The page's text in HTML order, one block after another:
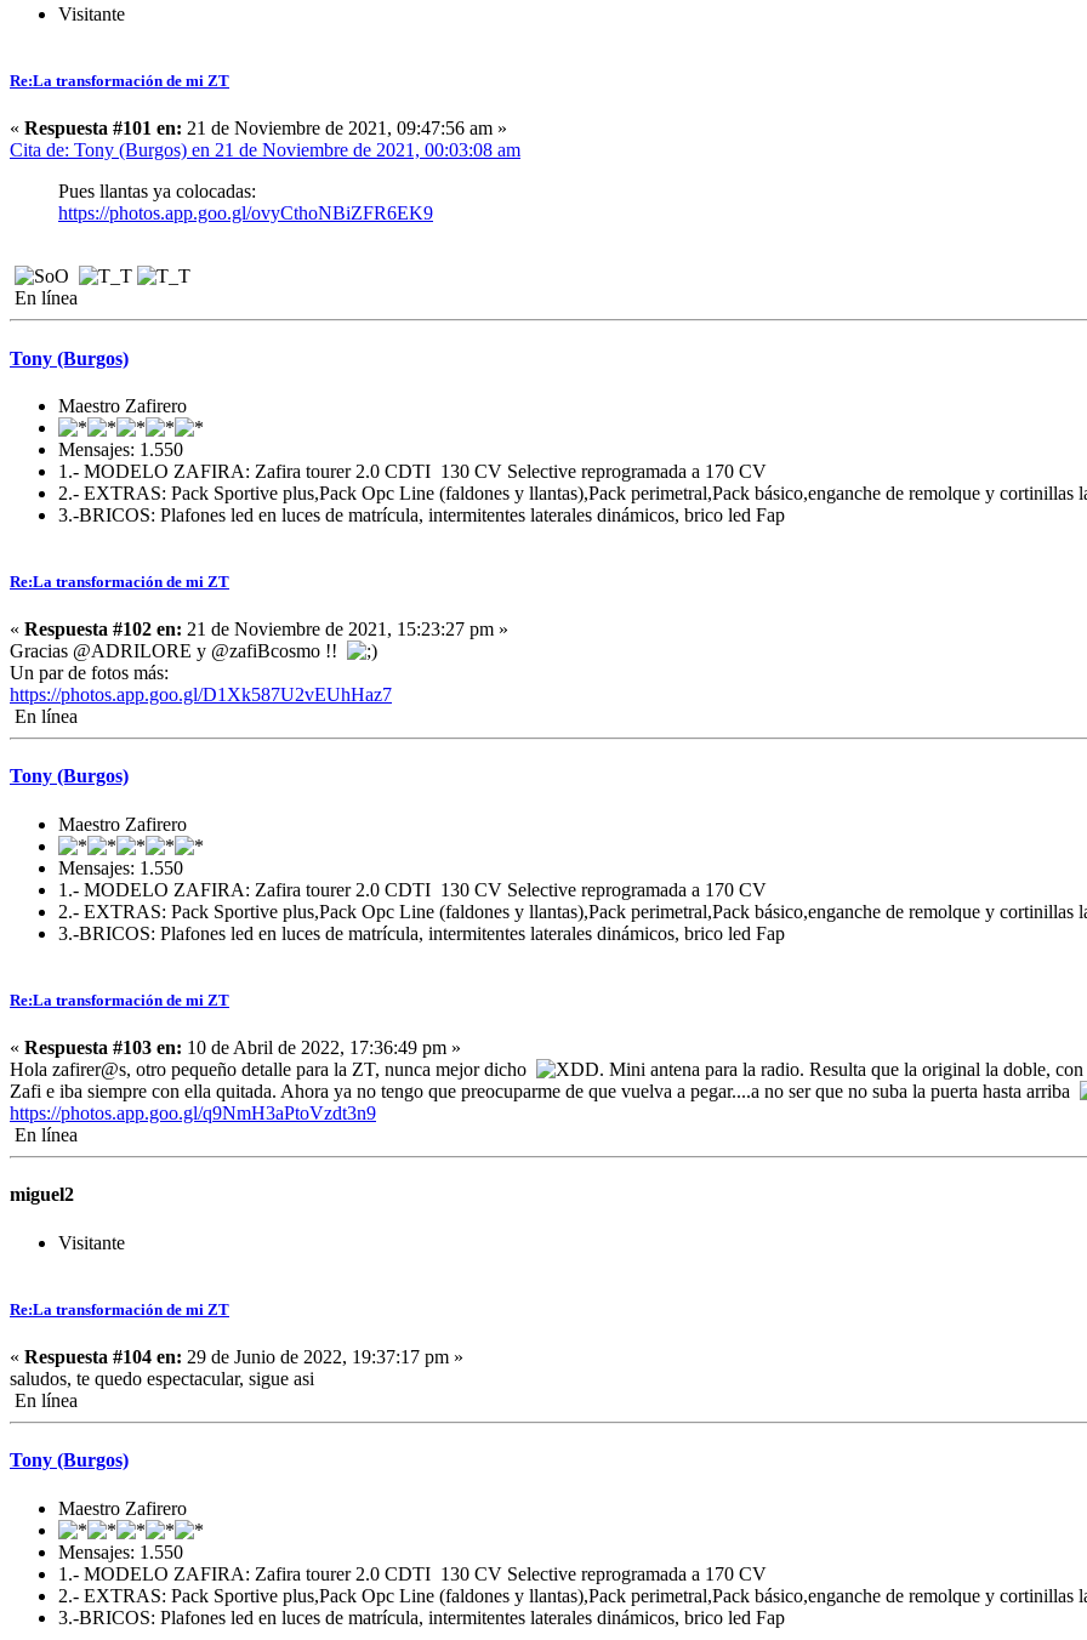
Visitante
Re:La transformación de mi ZT
« Respuesta #101 en: 21 de Noviembre de 2021, 09:47:56 am »
Cita de: Tony (Burgos) en 21 de Noviembre de 2021, 00:03:08 am
Pues llantas ya colocadas:
https://photos.app.goo.gl/ovyCthoNBiZFR6EK9
En línea
Tony (Burgos)
Maestro Zafirero
Mensajes: 1.550
1.- MODELO ZAFIRA: Zafira tourer 2.0 CDTI 130 CV Selective reprogramada a 170 CV
2.- EXTRAS: Pack Sportive plus,Pack Opc Line (faldones y llantas),Pack perimetral,Pack básico,enganche de remolque y cortinillas
3.-BRICOS: Plafones led en luces de matrícula, intermitentes laterales dinámicos, brico led Fap
Re:La transformación de mi ZT
« Respuesta #102 en: 21 de Noviembre de 2021, 15:23:27 pm »
Gracias @ADRILORE y @zafiBcosmo !!
Un par de fotos más:
https://photos.app.goo.gl/D1Xk587U2vEUhHaz7
En línea
Tony (Burgos)
Maestro Zafirero
Mensajes: 1.550
1.- MODELO ZAFIRA: Zafira tourer 2.0 CDTI 130 CV Selective reprogramada a 170 CV
2.- EXTRAS: Pack Sportive plus,Pack Opc Line (faldones y llantas),Pack perimetral,Pack básico,enganche de remolque y cortinillas
3.-BRICOS: Plafones led en luces de matrícula, intermitentes laterales dinámicos, brico led Fap
Re:La transformación de mi ZT
« Respuesta #103 en: 10 de Abril de 2022, 17:36:49 pm »
Hola zafirer@s, otro pequeño detalle para la ZT, nunca mejor dicho
. Mini antena para la radio. Resulta que la original la doble,
Zafi e iba siempre con ella quitada. Ahora ya no tengo que preocuparme de que vuelva a pegar....a no ser que no suba la puerta hasta arriba
https://photos.app.goo.gl/q9NmH3aPtoVzdt3n9
En línea
miguel2
Visitante
Re:La transformación de mi ZT
« Respuesta #104 en: 29 de Junio de 2022, 19:37:17 pm »
saludos, te quedo espectacular, sigue asi
En línea
Tony (Burgos)
Maestro Zafirero
Mensajes: 1.550
1.- MODELO ZAFIRA: Zafira tourer 2.0 CDTI 130 CV Selective reprogramada a 170 CV
2.- EXTRAS: Pack Sportive plus,Pack Opc Line (faldones y llantas),Pack perimetral,Pack básico,enganche de remolque y cortinillas
3.-BRICOS: Plafones led en luces de matrícula, intermitentes laterales dinámicos, brico led Fap